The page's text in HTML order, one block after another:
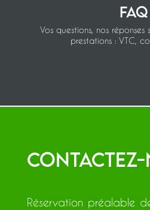
FAQ
Vos questions, nos réponses
prestations : VTC,
Réservation préalable